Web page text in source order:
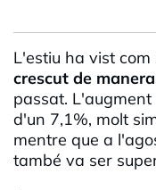
L'estiu ha vist com
crescut de
passat.
d'un 7,1%, molt
mentre que a
també va ser